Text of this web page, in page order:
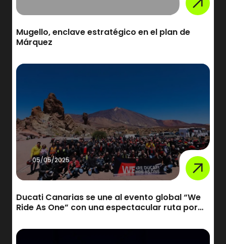
Mugello, enclave estratégico en el plan de
Márquez
05/05/2025
Ducati Canarias se une al evento global “We
Ride As One” con una espectacular ruta por